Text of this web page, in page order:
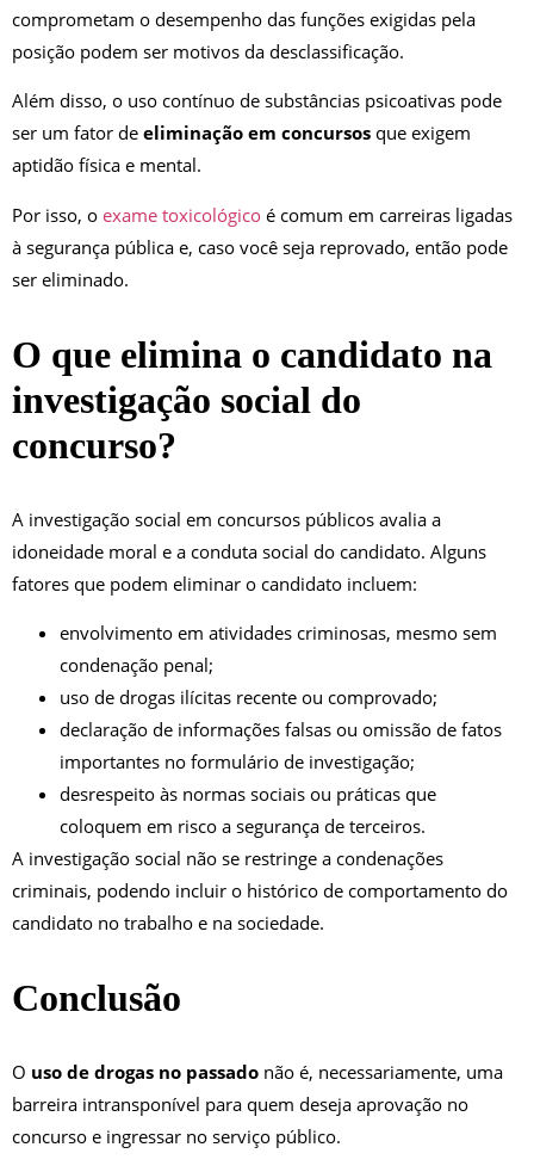
comprometam o desempenho das funções exigidas pela
posição podem ser motivos da desclassificação.
Além disso, o uso contínuo de substâncias psicoativas pode
ser um fator de eliminação em concursos que exigem
aptidão física e mental.
Por isso, o exame toxicológico é comum em carreiras ligadas
à segurança pública e, caso você seja reprovado, então pode
ser eliminado.
O que elimina o candidato na
investigação social do
concurso?
A investigação social em concursos públicos avalia a
idoneidade moral e a conduta social do candidato. Alguns
fatores que podem eliminar o candidato incluem:
envolvimento em atividades criminosas, mesmo sem
condenação penal;
uso de drogas ilícitas recente ou comprovado;
declaração de informações falsas ou omissão de fatos
importantes no formulário de investigação;
desrespeito às normas sociais ou práticas que
coloquem em risco a segurança de terceiros.
A investigação social não se restringe a condenações
criminais, podendo incluir o histórico de comportamento do
candidato no trabalho e na sociedade.
Conclusão
O uso de drogas no passado não é, necessariamente, uma
barreira intransponível para quem deseja aprovação no
concurso e ingressar no serviço público.